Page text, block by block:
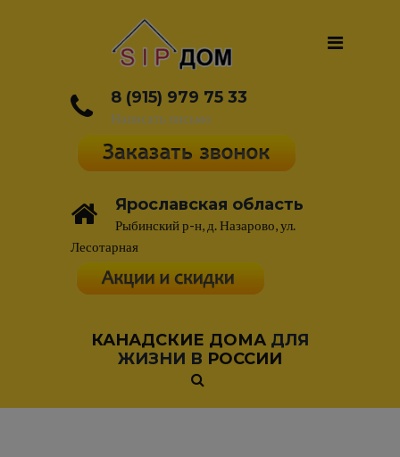
8 (915) 979 75 33
Написать письмо
Ярославская область
Рыбинский р-н, д. Назарово, ул.
Лесотарная
КАНАДСКИЕ ДОМА ДЛЯ
ЖИЗНИ В РОССИИ